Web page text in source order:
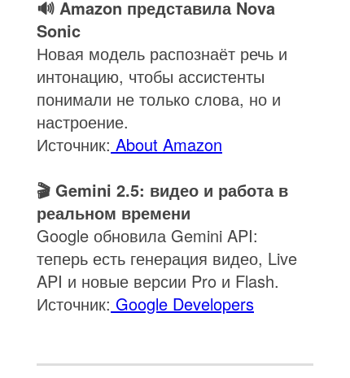
🔊 Amazon представила Nova
Sonic
Новая модель распознаёт речь и
интонацию, чтобы ассистенты
понимали не только слова, но и
настроение.
Источник: About Amazon
🎬 Gemini 2.5: видео и работа в
реальном времени
Google обновила Gemini API:
теперь есть генерация видео, Live
API и новые версии Pro и Flash.
Источник: Google Developers